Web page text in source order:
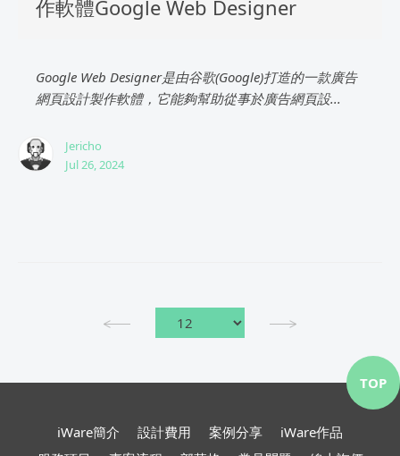
作軟體Google Web Designer
Google Web Designer是由谷歌(Google)打造的一款廣告
網頁設計製作軟體，它能夠幫助從事於廣告網頁設...
Jericho
Jul 26, 2024
iWare簡介 設計費用 案例分享
iWare作品
TOP